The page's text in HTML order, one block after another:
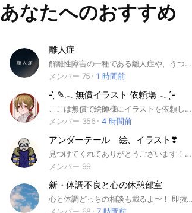
んなで待ってるよ！ #性同一性障害 #Xジェンダー #解離性同一性障害 #
相談 #悩み #LGBTQ
あなたへのおすすめ
離人症
解離性障害の一種である離人症や、うつ病、その他疾患などによる離人症状のある方の集まる場所です。 離人症の孤独、分かち会いませんか。 #離人症 #うつ病 #発達障害 #精神疾患 #解離性障害
メンバー 75
1 時間前
- ̗̀ ‪✎𓂃無償イラスト 依頼場 𓂃 ̖́-
ここは無償で絵師様にイラストを依頼したり、イラストを提供するオープンチャットです。サンプル作成や立ち絵依頼等にもぜひご利用ください☺️ ⚠️必ず最後までお読みください⚠️ ◉親バレ等の理由での即抜けはご遠慮ください。 LINEのオプチャの利用規約にも書いてあるように、親バレ等の家庭の事情で抜けるようであれば親御さんの許可を得てからの入室でお願いします🙏🏻 オプチャが合わなかった場合は即抜けでも構いません。 ◉オプチャに入る際のアイコンは自作のもの、フリーのもの、LINEが提供しているもののどれかに設定して頂けると幸いです(アニメ画像等は禁止です) 後ほどこちらのオプで描いていただいたイラストの使用へ変更も構いません🙆🏻‍♀️ ⚠️入室後、大事なノートの確認をお願いします。 ⚠️ご依頼はノートでお願いします。 ⚠️雑談は禁止です。メッセージの連投やスタ連、動くスタンプも重くなる原因のため控えてください。雑談は専用のオプチャがありますのでぜひそちらをご利用ください。 ⚠️ノートには必ずタグをつけてください。(#○○の依頼 など) ⚠️出戻りの方は申請する際に「出戻り」と記載をお願いします 民度の向上を目指し、管理人一同オプの管理に励んでおります しかしリアル等の事情で対応が遅れる場合があります。承知の上で入室をお願いします。 荒らしなど入室されているメンバーの方に迷惑をかけるような方は入室をご遠慮ください。 絵師様にイラストを描いていただく方は絵師様に対して尊重する気持ちも忘れずご依頼をお願いします。 ic 企画にて描いてくださったあんじゅ 様からのイラスト #イラスト#無償イラスト#依頼#描き合い
メンバー 356
4 時間前
アンダーテール 絵、イラスト❣️
見つけてくれてありがとうございます！主のアルミニウムです！ 良ければ最後まで読んでみてくださいね。 ここはアンダーテール、AU、デルタルーンのイラストの見せ合いをして楽しむところです。 タメ口大丈夫ですよ！ アドバイスなどは大丈夫ですが批判はやめましょう。 イラストを学びたい方、見たい方、是非入ってください。 雑談や他界隈のお話をしたい場合はサブトークルームをご利用ください。 人数が多いとどうしても通知が酷くなってしまうので、あらかじめご理解ください。 禁止事項 ・無断保存、加工(ご本人に許可をとってください) ・荒らし(スタンプ連打なども含む) ・自作発言 ・宣伝目的 ・即抜け ・過度な暴言 等々 これらを破った方は申し訳ありませんが強制退会させていただきます。 即抜け、荒らしは通報します。 なりきりもご遠慮ください。 イメズ、オリズはOKです 年齢制限は特にありませんがマナーの守れる方のみお入りください......。 (念を押しますが無断転載、自作発言は絶対にしてはいけません。) 転載に関しては描いたご本人様のURLなどを貼るようにお願いします。(本人様に失礼なので) 模写に関してはそのイラストが模写であることを伝えてください。模写、トレスは堂々と自分が描いたと公言せず、原画を描いたご本人のURLなどを貼って頂きたいです。 他のオプを宣伝する時は一言お願いします。 空気を壊すような露骨な下ネタなどはやめて頂きたいです。 アイコンはフリーアイコンか自作のものでお願いします。 ノートは迷惑のない程度にご自由にお使い下さい。 嫌な事があったらいってくださいね。 相談にも乗ります。 皆さんいい人なので気軽に入ってください。 何か分からないことがありましたら管理人に質問してください。 長文失礼致しました。 是非入ってください！歓迎します！ #Undertale #Undertaleau #アンダーテール
メンバー 99
新・体調不良と心の休憩部室
心と体調どっちの相談も載るよ〜！ 即抜け、荒らし、下ネタ、なりすまし、誰かが嫌になる事は言わないでね！！ 保健室というオープンチャットは 少人数で相談出来るから、大人数だと不安だなっていう人向け！体調不良と心の休憩部室はみんなで相談に載るオープンチャット！ みんなで仲良くしようね！